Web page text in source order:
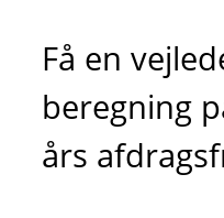
Få en
beregning
års